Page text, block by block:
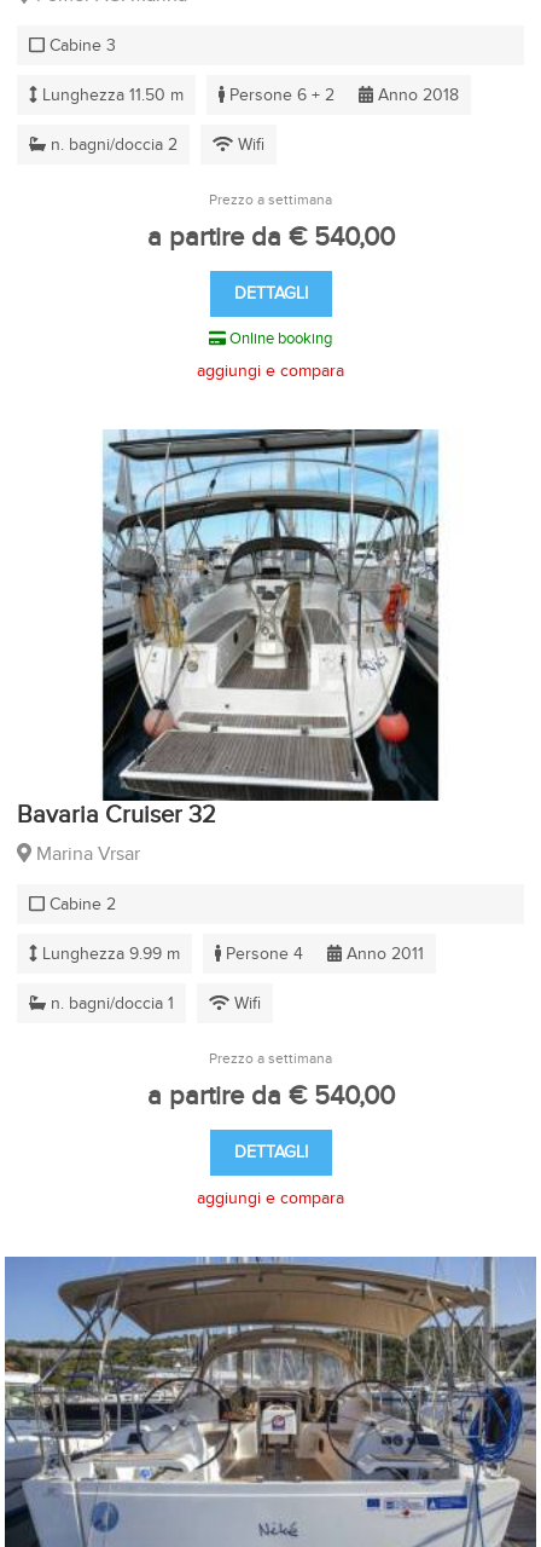
Cabine 3
Lunghezza 11.50 m Persone 6 + 2 Anno 2018
n. bagni/doccia 2 Wifi
Prezzo a settimana
a partire da € 540,00
DETTAGLI
Online booking
aggiungi e compara
Bavaria Cruiser 32
Marina Vrsar
Cabine 2
Lunghezza 9.99 m Persone 4 Anno 2011
n. bagni/doccia 1 Wifi
Prezzo a settimana
a partire da € 540,00
DETTAGLI
aggiungi e compara